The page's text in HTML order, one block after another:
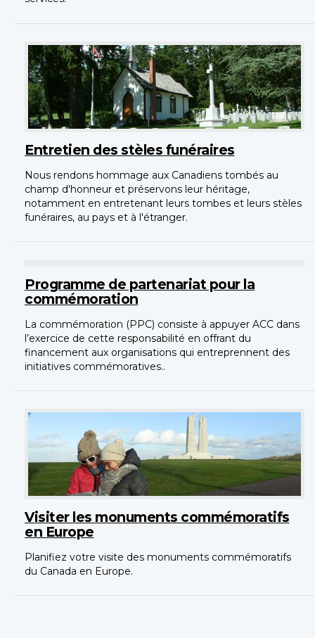
Entretien des stèles funéraires
Nous rendons hommage aux Canadiens tombés au
champ d'honneur et préservons leur héritage,
notamment en entretenant leurs tombes et leurs stèles
funéraires, au pays et à l'étranger.
Programme de partenariat pour la
commémoration
La commémoration (PPC) consiste à appuyer ACC dans
l’exercice de cette responsabilité en offrant du
financement aux organisations qui entreprennent des
initiatives commémoratives..
Visiter les monuments commémoratifs
en Europe
Planifiez votre visite des monuments commémoratifs
du Canada en Europe.